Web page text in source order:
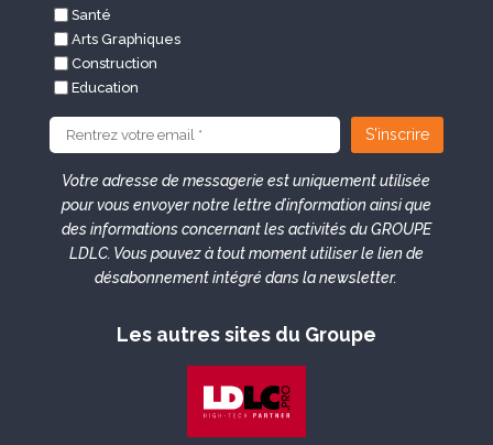
Santé
Arts Graphiques
Construction
Education
Votre adresse de messagerie est uniquement utilisée
pour vous envoyer notre lettre d’information ainsi que
des informations concernant les activités du GROUPE
LDLC. Vous pouvez à tout moment utiliser le lien de
désabonnement intégré dans la newsletter.
Les autres sites du Groupe